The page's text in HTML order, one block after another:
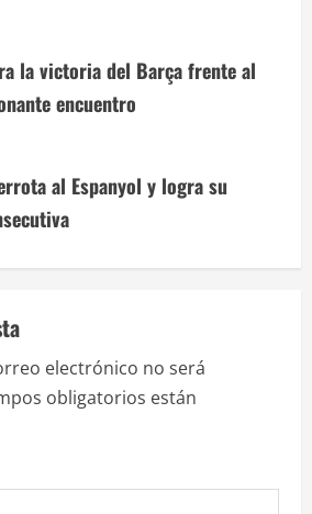
la victoria del Barça frente al
encuentro
al Espanyol y logra su
electrónico no será
obligatorios están